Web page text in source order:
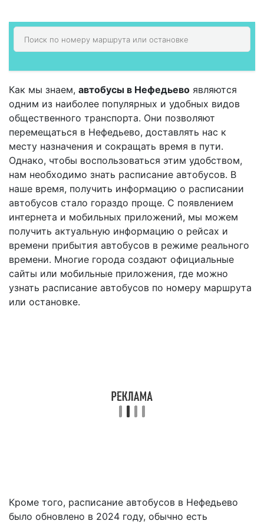
Как мы знаем, автобусы в Нефедьево являются
одним из наиболее популярных и удобных видов
общественного транспорта. Они позволяют
перемещаться в Нефедьево, доставлять нас к
месту назначения и сокращать время в пути.
Однако, чтобы воспользоваться этим удобством,
нам необходимо знать расписание автобусов. В
наше время, получить информацию о расписании
автобусов стало гораздо проще. С появлением
интернета и мобильных приложений, мы можем
получить актуальную информацию о рейсах и
времени прибытия автобусов в режиме реального
времени. Многие города создают официальные
сайты или мобильные приложения, где можно
узнать расписание автобусов по номеру маршрута
или остановке.
Кроме того, расписание автобусов в Нефедьево
было обновлено в 2024 году, обычно есть